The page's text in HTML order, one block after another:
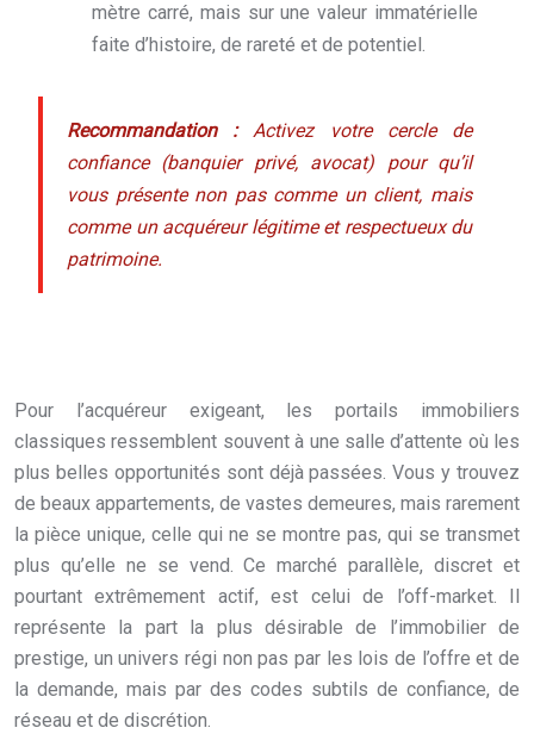
mètre carré, mais sur une valeur immatérielle
faite d’histoire, de rareté et de potentiel.
Recommandation :Activez votre cercle de
confiance (banquier privé, avocat) pour qu’il
vous présente non pas comme un client, mais
comme un acquéreur légitime et respectueux du
patrimoine.
Pour l’acquéreur exigeant, les portails immobiliers
classiques ressemblent souvent à une salle d’attente où les
plus belles opportunités sont déjà passées. Vous y trouvez
de beaux appartements, de vastes demeures, mais rarement
la pièce unique, celle qui ne se montre pas, qui se transmet
plus qu’elle ne se vend. Ce marché parallèle, discret et
pourtant extrêmement actif, est celui de l’off-market. Il
représente la part la plus désirable de l’immobilier de
prestige, un univers régi non pas par les lois de l’offre et de
la demande, mais par des codes subtils de confiance, de
réseau et de discrétion.